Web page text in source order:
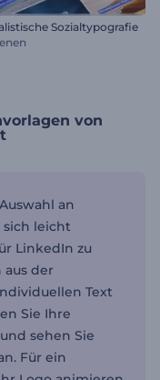
Sozialtypografie
von
an
sich leicht
LinkedIn zu
der
Text
Sie Ihre
sehen Sie
Für ein